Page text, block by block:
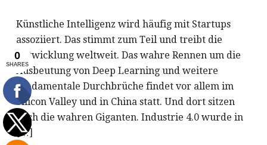
Künstliche Intelligenz wird häufig mit Startups
assoziiert. Das stimmt zum Teil und treibt die
Entwicklung weltweit. Das wahre Rennen um die
Ausbeutung von Deep Learning und weitere
fundamentale Durchbrüche findet vor allem im
Silicon Valley und in China statt. Und dort sitzen
auch die wahren Giganten. Industrie 4.0 wurde in
[…]